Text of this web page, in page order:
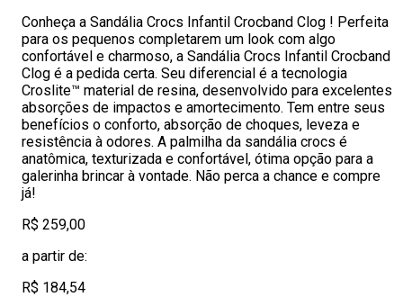
Conheça a Sandália Crocs Infantil Crocband Clog ! Perfeita
para os pequenos completarem um look com algo
confortável e charmoso, a Sandália Crocs Infantil Crocband
Clog é a pedida certa. Seu diferencial é a tecnologia
Croslite™ material de resina, desenvolvido para excelentes
absorções de impactos e amortecimento. Tem entre seus
benefícios o conforto, absorção de choques, leveza e
resistência à odores. A palmilha da sandália crocs é
anatômica, texturizada e confortável, ótima opção para a
galerinha brincar à vontade. Não perca a chance e compre
já!
R$ 259,00
a partir de:
R$ 184,54